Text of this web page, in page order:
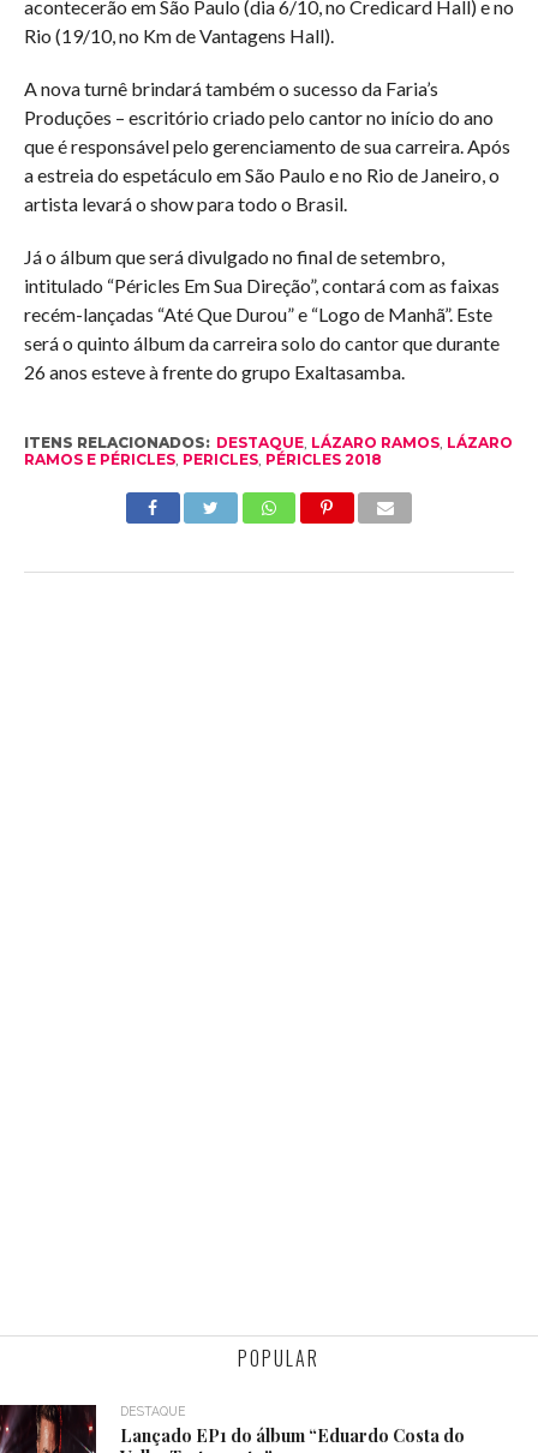
acontecerão em São Paulo (dia 6/10, no Credicard Hall) e no
Rio (19/10, no Km de Vantagens Hall).
A nova turnê brindará também o sucesso da Faria’s
Produções – escritório criado pelo cantor no início do ano
que é responsável pelo gerenciamento de sua carreira. Após
a estreia do espetáculo em São Paulo e no Rio de Janeiro, o
artista levará o show para todo o Brasil.
Já o álbum que será divulgado no final de setembro,
intitulado “Péricles Em Sua Direção”, contará com as faixas
recém-lançadas “Até Que Durou” e “Logo de Manhã”. Este
será o quinto álbum da carreira solo do cantor que durante
26 anos esteve à frente do grupo Exaltasamba.
ITENS RELACIONADOS: DESTAQUE, LÁZARO RAMOS, LÁZARO
RAMOS E PÉRICLES, PERICLES, PÉRICLES 2018
POPULAR
DESTAQUE
Lançado EP1 do álbum “Eduardo Costa do